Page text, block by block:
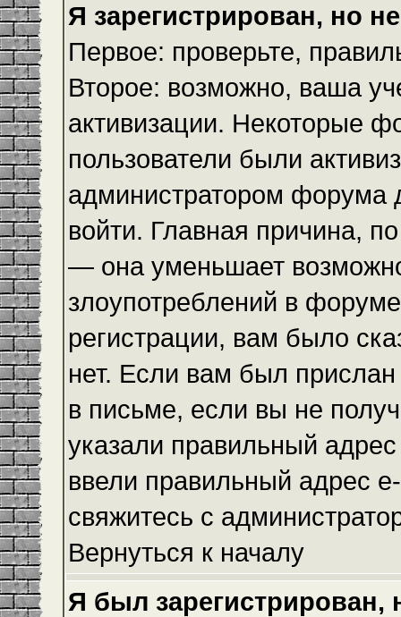
Я зарегистрирован, но
Первое: проверьте,
Второе: возможно, ваша
активизации. Некоторые
пользователи были
администратором форума
войти. Главная причина,
— она уменьшает
злоупотреблений в
регистрации, вам было
нет. Если вам был
в письме, если вы не
указали правильный
ввели правильный адрес
свяжитесь с
Вернуться к началу
Я был зарегистрирован,